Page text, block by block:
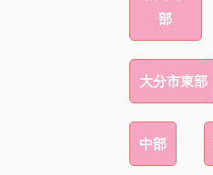
部
大分市東部
中部